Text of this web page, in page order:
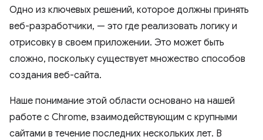
Одно из ключевых решений, которое должны принять
веб-разработчики, — это где реализовать логику и
отрисовку в своем приложении. Это может быть
сложно, поскольку существует множество способов
создания веб-сайта.
Наше понимание этой области основано на нашей
работе с Chrome, взаимодействующим с крупными
сайтами в течение последних нескольких лет. В